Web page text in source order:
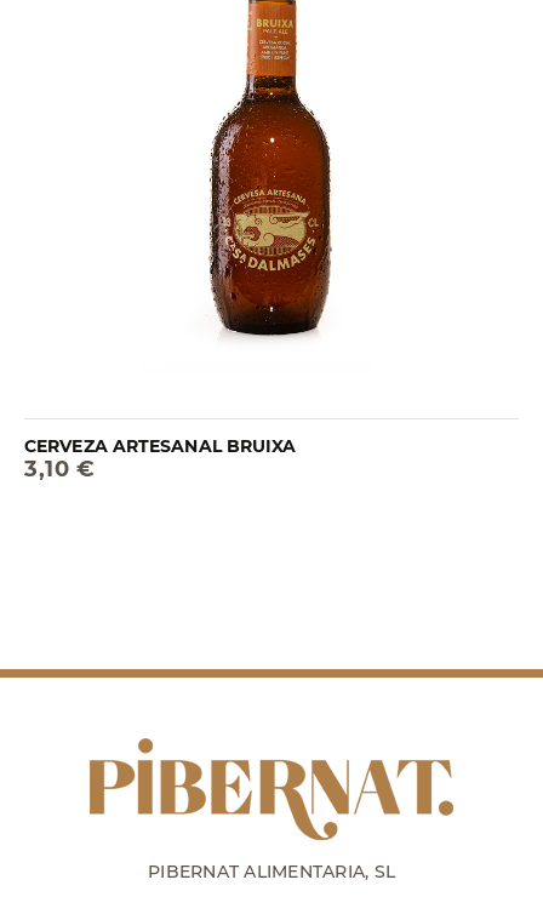
CERVEZA ARTESANAL BRUIXA
3,10 €
PIBERNAT ALIMENTARIA, SL